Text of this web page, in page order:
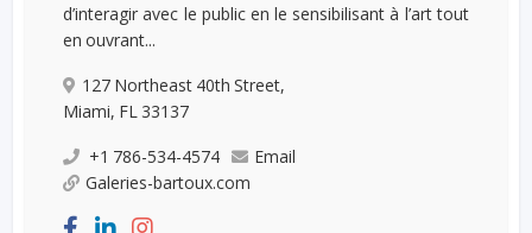
d’interagir avec le public en le sensibilisant à l’art tout
en ouvrant...
127 Northeast 40th Street,
Miami, FL 33137
+1 786-534-4574
Email
Galeries-bartoux.com